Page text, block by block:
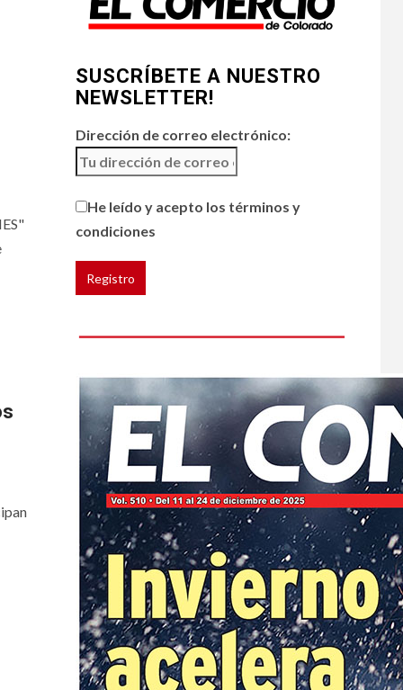
5 HOGAR Y SALUD
broncearse
SUSCRÍBETE A NUESTRO
NEWSLETTER!
Dirección de correo electrónico:
He leído y acepto los términos y
condiciones